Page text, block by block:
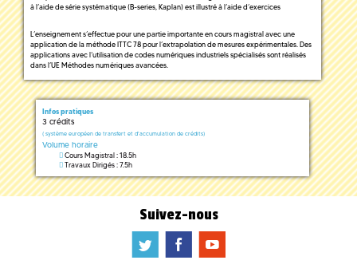
à l’aide de série systématique (B-series, Kaplan) est illustré à l’aide d’exercices
L’enseignement s’effectue pour une partie importante en cours magistral avec une
application de la méthode ITTC 78 pour l’extrapolation de mesures expérimentales. Des
applications avec l’utilisation de codes numériques industriels spécialisés sont réalisés
dans l’UE Méthodes numériques avancées.
Infos pratiques
3 crédits
( système européen de transfert et d'accumulation de crédits)
Volume horaire
Cours Magistral : 18.5h
Travaux Dirigés : 7.5h
Suivez-nous
a b f